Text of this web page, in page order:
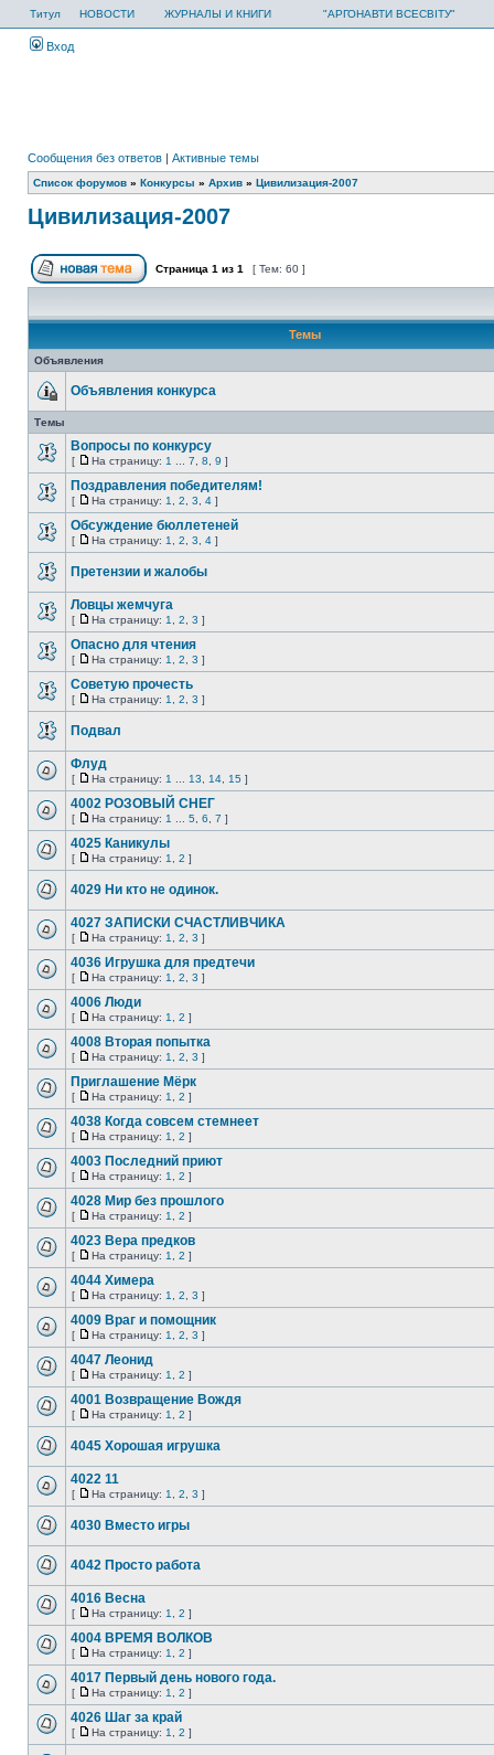
Титул НОВОСТИ ЖУРНАЛЫ И КНИГИ "АРГОНАВТИ ВСЕСВІТУ"
Вход
Сообщения без ответов | Активные темы
Список форумов » Конкурсы » Архив » Цивилизация-2007
Цивилизация-2007
Страница 1 из 1 [ Тем: 60 ]
Темы
Объявления
Объявления конкурса
Темы
Вопросы по конкурсу
[ На страницу: 1 7 8 9 ]
Поздравления победителям!
[ На страницу: 1 2 3 4 ]
Обсуждение бюллетеней
[ На страницу: 1 2 3 4 ]
Претензии и жалобы
Ловцы жемчуга
[ На страницу: 1 2 3 ]
Опасно для чтения
[ На страницу: 1 2 3 ]
Советую прочесть
[ На страницу: 1 2 3 ]
Подвал
Флуд
[ На страницу: 1 13 14 15 ]
4002 РОЗОВЫЙ СНЕГ
[ На страницу: 1 5 6 7 ]
4025 Каникулы
[ На страницу: 1 2 ]
4029 Ни кто не одинок.
4027 ЗАПИСКИ СЧАСТЛИВЧИКА
[ На страницу: 1 2 3 ]
4036 Игрушка для предтечи
[ На страницу: 1 2 3 ]
4006 Люди
[ На страницу: 1 2 ]
4008 Вторая попытка
[ На страницу: 1 2 3 ]
Приглашение Мёрк
[ На страницу: 1 2 ]
4038 Когда совсем стемнеет
[ На страницу: 1 2 ]
4003 Последний приют
[ На страницу: 1 2 ]
4028 Мир без прошлого
[ На страницу: 1 2 ]
4023 Вера предков
[ На страницу: 1 2 ]
4044 Химера
[ На страницу: 1 2 3 ]
4009 Враг и помощник
[ На страницу: 1 2 3 ]
4047 Леонид
[ На страницу: 1 2 ]
4001 Возвращение Вождя
[ На страницу: 1 2 ]
4045 Хорошая игрушка
4022 11
[ На страницу: 1 2 3 ]
4030 Вместо игры
4042 Просто работа
4016 Весна
[ На страницу: 1 2 ]
4004 ВРЕМЯ ВОЛКОВ
[ На страницу: 1 2 ]
4017 Первый день нового года.
[ На страницу: 1 2 ]
4026 Шаг за край
[ На страницу: 1 2 ]